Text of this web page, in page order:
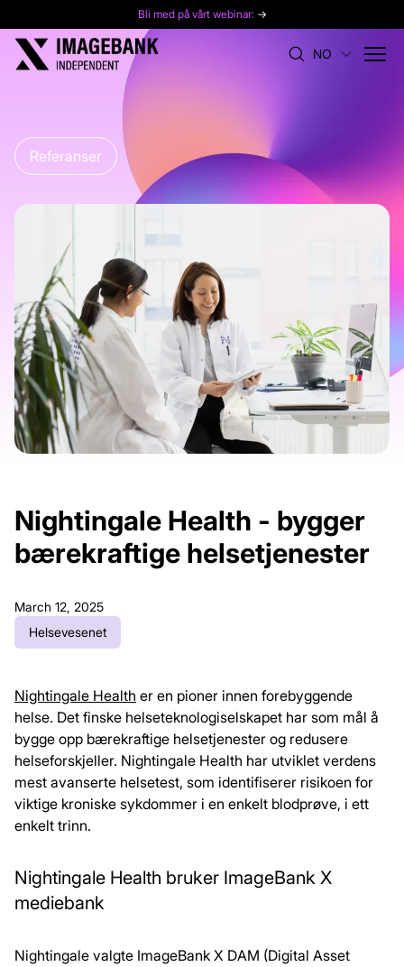
Bli med på vårt webinar: →
NO
Referanser
Nightingale Health - bygger
bærekraftige helsetjenester
March 12, 2025
Helsevesenet
Nightingale Health er en pioner innen forebyggende
helse. Det finske helseteknologiselskapet har som mål å
bygge opp bærekraftige helsetjenester og redusere
helseforskjeller. Nightingale Health har utviklet verdens
mest avanserte helsetest, som identifiserer risikoen for
viktige kroniske sykdommer i en enkelt blodprøve, i ett
enkelt trinn.
Nightingale Health bruker ImageBank X
mediebank
Nightingale valgte ImageBank X DAM (Digital Asset